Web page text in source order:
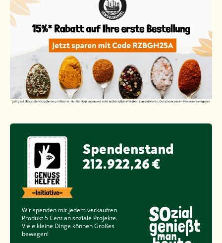
Spendenstand
212.922,26 €
Wir spenden mit jedem verkauften
Produkt5 Centan soziale Projekte.
Viele kleine Dinge können Großes
bewegen!